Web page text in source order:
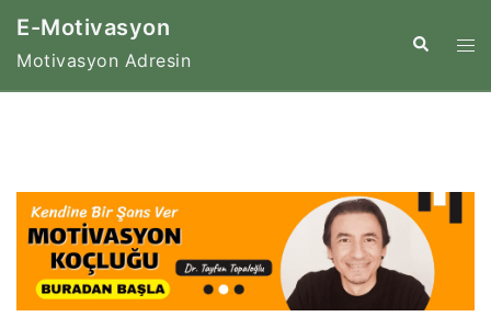
İçeriğe
E-Motivasyon
Motivasyon Adresin
Search